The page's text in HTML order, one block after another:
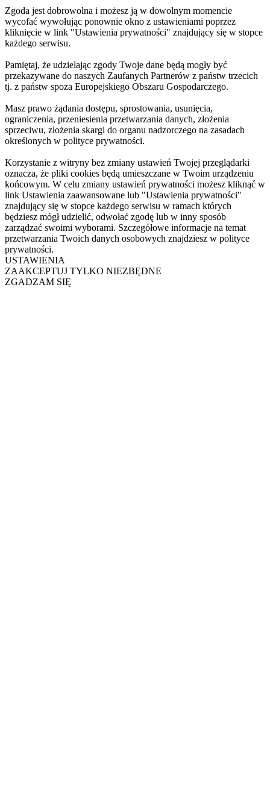
Zgoda jest dobrowolna i możesz ją w dowolnym momencie
wycofać wywołując ponownie okno z ustawieniami poprzez
kliknięcie w link "Ustawienia prywatności" znajdujący się w stopce
każdego serwisu.
Pamiętaj, że udzielając zgody Twoje dane będą mogły być
przekazywane do naszych Zaufanych Partnerów z państw trzecich
tj. z państw spoza Europejskiego Obszaru Gospodarczego.
Masz prawo żądania dostępu, sprostowania, usunięcia,
ograniczenia, przeniesienia przetwarzania danych, złożenia
sprzeciwu, złożenia skargi do organu nadzorczego na zasadach
określonych w polityce prywatności.
Korzystanie z witryny bez zmiany ustawień Twojej przeglądarki
oznacza, że pliki cookies będą umieszczane w Twoim urządzeniu
końcowym. W celu zmiany ustawień prywatności możesz kliknąć w
link Ustawienia zaawansowane lub "Ustawienia prywatności"
znajdujący się w stopce każdego serwisu w ramach których
będziesz mógł udzielić, odwołać zgodę lub w inny sposób
zarządzać swoimi wyborami. Szczegółowe informacje na temat
przetwarzania Twoich danych osobowych znajdziesz w polityce
prywatności.
USTAWIENIA
ZAAKCEPTUJ TYLKO NIEZBĘDNE
ZGADZAM SIĘ